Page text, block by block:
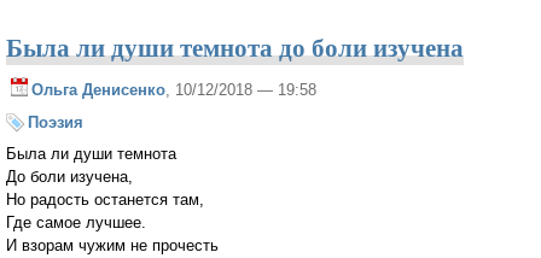
Была ли души темнота до боли изучена
Ольга Денисенко , 10/12/2018 — 19:58
Поэзия
Была ли души темнота
До боли изучена,
Но радость останется там,
Где самое лучшее.
И взорам чужим не прочесть